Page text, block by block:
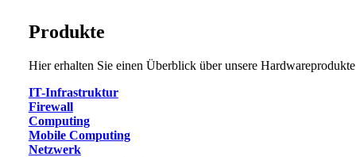
SIND SIE
AUCH GUT
GESCHÜTZT?
Produkte
Hier erhalten Sie einen Überblick über unsere
IT-Infrastruktur
Firewall
Computing
Mobile Computing
Netzwerk